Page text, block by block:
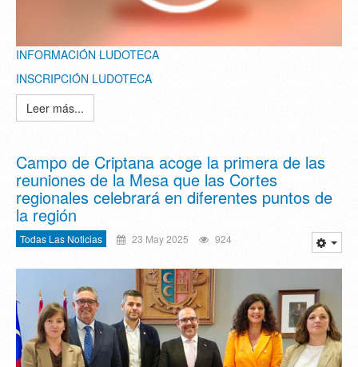
INFORMACIÓN LUDOTECA
INSCRIPCIÓN LUDOTECA
Leer más...
Campo de Criptana acoge la primera de las
reuniones de la Mesa que las Cortes
regionales celebrará en diferentes puntos de
la región
Todas Las Noticias 23 May 2025 924